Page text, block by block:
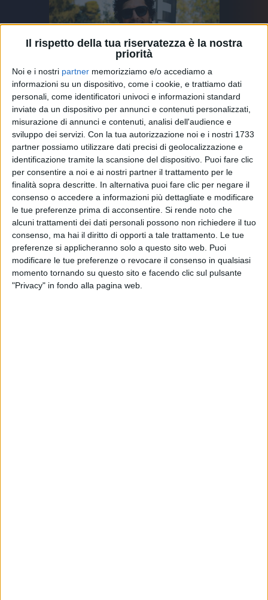
Il rispetto della tua riservatezza è la nostra
priorità
Noi e i nostri partner memorizziamo e/o accediamo a
informazioni su un dispositivo, come i cookie, e trattiamo dati
personali, come identificatori univoci e informazioni standard
inviate da un dispositivo per annunci e contenuti personalizzati,
misurazione di annunci e contenuti, analisi dell'audience e
sviluppo dei servizi. Con la tua autorizzazione noi e i nostri 1733
partner possiamo utilizzare dati precisi di geolocalizzazione e
identificazione tramite la scansione del dispositivo. Puoi fare clic
per consentire a noi e ai nostri partner il trattamento per le
finalità sopra descritte. In alternativa puoi fare clic per negare il
consenso o accedere a informazioni più dettagliate e modificare
le tue preferenze prima di acconsentire. Si rende noto che
alcuni trattamenti dei dati personali possono non richiedere il tuo
consenso, ma hai il diritto di opporti a tale trattamento. Le tue
preferenze si applicheranno solo a questo sito web. Puoi
modificare le tue preferenze o revocare il consenso in qualsiasi
momento tornando su questo sito e facendo clic sul pulsante
"Privacy" in fondo alla pagina web.
ATUPERTU CON…
Ermal Meta, nuovo album in
arrivo: “A settembre mi chiudo
per registrare”
04 lug
DAL BRAVO BAIA DI TINDARI